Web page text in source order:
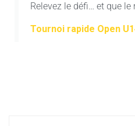
Relevez le défi… et que
Tournoi rapide Open